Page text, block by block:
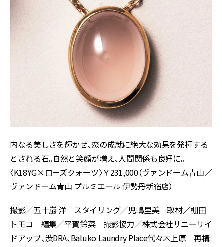
内なる美しさを輝かせ、恋の成就に絶大な効果を発揮する
とされる石。自然と笑顔が増え、人間関係も良好に。
〈K18YG×ローズクォーツ〉￥231,000（ヴァンドーム青山／
ヴァンドーム青山 プルミエール 伊勢丹新宿店）
撮影／五十嵐 洋 スタイリング／児嶋里美 取材／棚田
トモコ 編集／平賀鈴菜 撮影協力／株式会社サニーサイ
ドアップ、渋DRA、Baluko Laundry Place代々木上原 再構